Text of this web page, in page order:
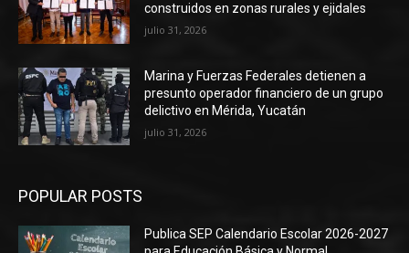
construidos en zonas rurales y ejidales
julio 31, 2026
Marina y Fuerzas Federales detienen a
presunto operador financiero de un grupo
delictivo en Mérida, Yucatán
julio 31, 2026
POPULAR POSTS
Publica SEP Calendario Escolar 2026-2027